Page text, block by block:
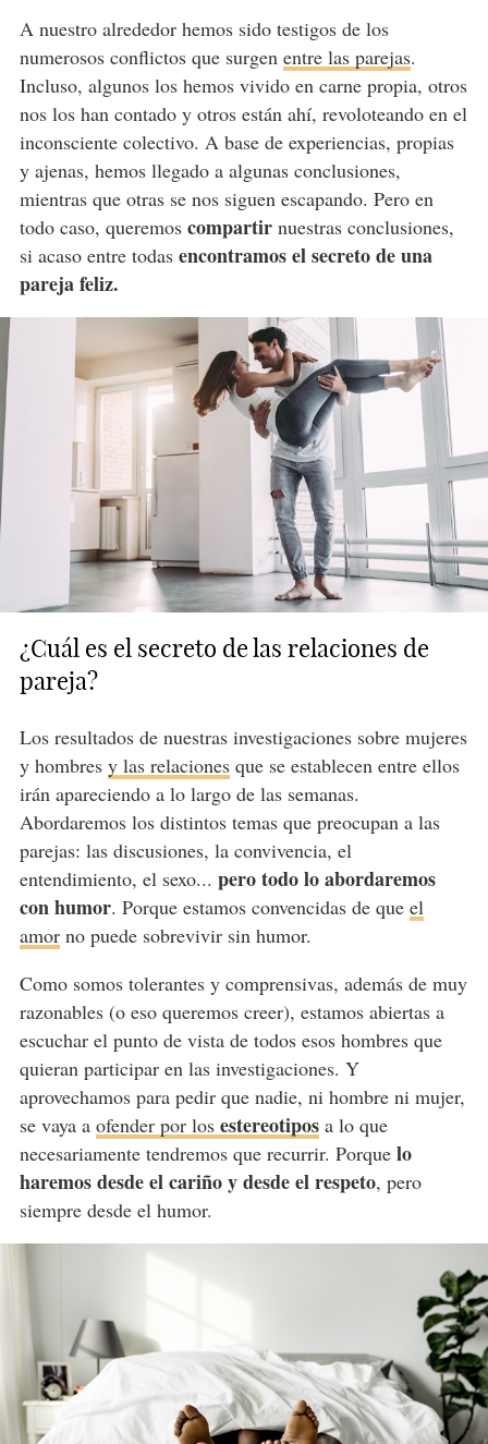
A nuestro alrededor hemos sido testigos de los
numerosos conflictos que surgen entre las parejas.
Incluso, algunos los hemos vivido en carne propia, otros
nos los han contado y otros están ahí, revoloteando en el
inconsciente colectivo. A base de experiencias, propias
y ajenas, hemos llegado a algunas conclusiones,
mientras que otras se nos siguen escapando. Pero en
todo caso, queremos compartir nuestras conclusiones,
si acaso entre todas encontramos el secreto de una
pareja feliz.
¿Cuál es el secreto de las relaciones de
pareja?
Los resultados de nuestras investigaciones sobre mujeres
y hombres y las relacionesque se establecen entre ellos
irán apareciendo a lo largo de las semanas.
Abordaremos los distintos temas que preocupan a las
parejas: las discusiones, la convivencia, el
entendimiento, el sexo... pero todo lo abordaremos
con humor. Porque estamos convencidas de que el
amorno puede sobrevivir sin humor.
Como somos tolerantes y comprensivas, además de muy
razonables (o eso queremos creer), estamos abiertas a
escuchar el punto de vista de todos esos hombres que
quieran participar en las investigaciones. Y
aprovechamos para pedir que nadie, ni hombre ni mujer,
se vaya a ofender por los estereotiposa lo que
necesariamente tendremos que recurrir. Porquelo
haremos desde el cariño y desde el respeto, pero
siempre desde el humor.